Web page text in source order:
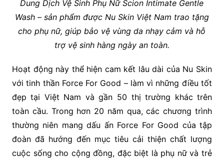
Dung Dịch Vệ Sinh Phụ Nữ Scion Intimate Gentle
Wash – sản phẩm được Nu Skin Việt Nam trao tặng
cho phụ nữ, giúp bảo vệ vùng da nhạy cảm và hỗ
trợ vệ sinh hàng ngày an toàn.
Hoạt động này thể hiện cam kết lâu dài của Nu Skin
với tinh thần Force For Good – làm vì những điều tốt
đẹp tại Việt Nam và gần 50 thị trường khác trên
toàn cầu. Trong hơn 20 năm qua, các chương trình
thường niên mang dấu ấn Force For Good của tập
đoàn đã hướng đến mục tiêu cải thiện chất lượng
cuộc sống cho cộng đồng, đặc biệt là phụ nữ và trẻ